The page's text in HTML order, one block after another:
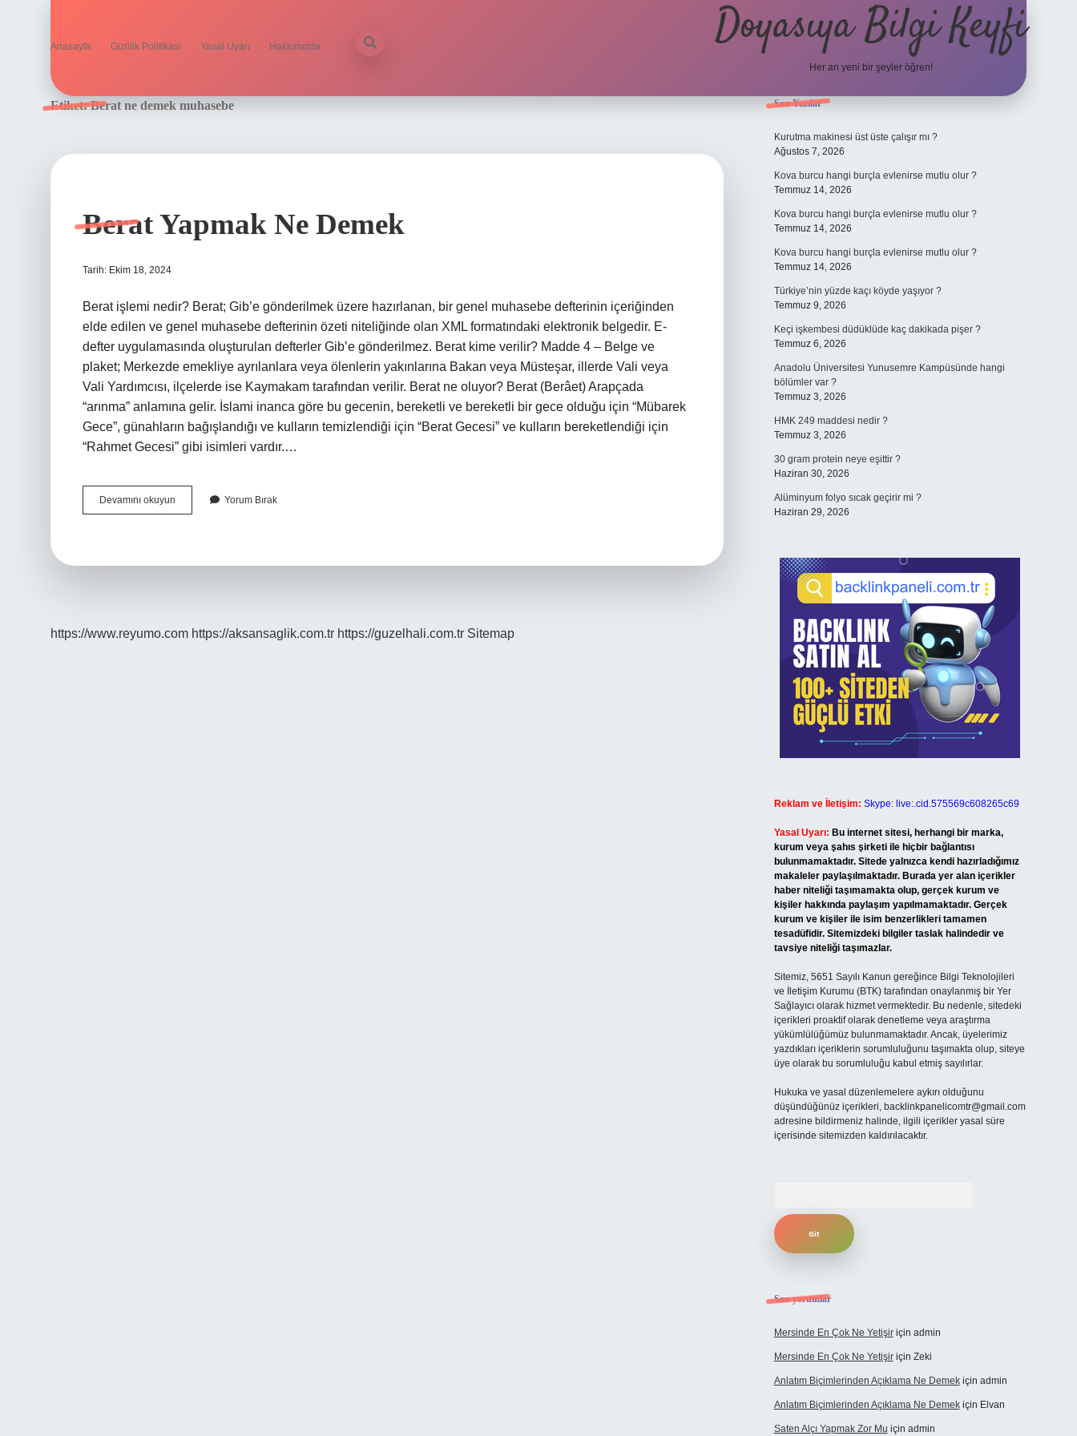
Anasayfa Gizlilik Politikası Yasal Uyarı Hakkımızda Doyasıya Bilgi Keyfi
Her an yeni bir şeyler öğren!
Etiket:Berat ne demek muhasebe
Berat Yapmak Ne Demek
Tarih: Ekim 18, 2024
Berat işlemi nedir? Berat; Gib’e gönderilmek üzere hazırlanan, bir genel muhasebe defterinin içeriğinden
elde edilen ve genel muhasebe defterinin özeti niteliğinde olan XML formatındaki elektronik belgedir. E-
defter uygulamasında oluşturulan defterler Gib’e gönderilmez. Berat kime verilir? Madde 4 – Belge ve
plaket; Merkezde emekliye ayrılanlara veya ölenlerin yakınlarına Bakan veya Müsteşar, illerde Vali veya
Vali Yardımcısı, ilçelerde ise Kaymakam tarafından verilir. Berat ne oluyor? Berat (Berâet) Arapçada
“arınma” anlamına gelir. İslami inanca göre bu gecenin, bereketli ve bereketli bir gece olduğu için “Mübarek
Gece”, günahların bağışlandığı ve kulların temizlendiği için “Berat Gecesi” ve kulların bereketlendiği için
“Rahmet Gecesi” gibi isimleri vardır.…
Devamını okuyun
Yapmak
Yorum Bırak
https://www.reyumo.com https://aksansaglik.com.tr https://guzelhali.com.tr Sitemap
Sidebar
Son Yazılar
Kurutma makinesi üst üste çalışır mı ?
Ağustos 7, 2026
Kova burcu hangi burçla evlenirse mutlu olur ?
Temmuz 14, 2026
Kova burcu hangi burçla evlenirse mutlu olur ?
Temmuz 14, 2026
Kova burcu hangi burçla evlenirse mutlu olur ?
Temmuz 14, 2026
Türkiye’nin yüzde kaçı köyde yaşıyor ?
Temmuz 9, 2026
Keçi işkembesi düdüklüde kaç dakikada pişer ?
Temmuz 6, 2026
Anadolu Üniversitesi Yunusemre Kampüsünde hangi
bölümler var ?
Temmuz 3, 2026
HMK 249 maddesi nedir ?
Temmuz 3, 2026
30 gram protein neye eşittir ?
Haziran 30, 2026
Alüminyum folyo sıcak geçirir mi ?
Haziran 29, 2026
Reklam ve İletişim: Skype: live:.cid.575569c608265c69
Yasal Uyarı: Bu internet sitesi, herhangi bir marka,
kurum veya şahıs şirketi ile hiçbir bağlantısı
bulunmamaktadır. Sitede yalnızca kendi hazırladığımız
makaleler paylaşılmaktadır. Burada yer alan içerikler
haber niteliği taşımamakta olup, gerçek kurum ve
kişiler hakkında paylaşım yapılmamaktadır. Gerçek
kurum ve kişiler ile isim benzerlikleri tamamen
tesadüfidir. Sitemizdeki bilgiler taslak halindedir ve
tavsiye niteliği taşımazlar.
Sitemiz, 5651 Sayılı Kanun gereğince Bilgi Teknolojileri
ve İletişim Kurumu (BTK) tarafından onaylanmış bir Yer
Sağlayıcı olarak hizmet vermektedir. Bu nedenle, sitedeki
içerikleri proaktif olarak denetleme veya araştırma
yükümlülüğümüz bulunmamaktadır. Ancak, üyelerimiz
yazdıkları içeriklerin sorumluluğunu taşımakta olup, siteye
üye olarak bu sorumluluğu kabul etmiş sayılırlar.
Hukuka ve yasal düzenlemelere aykırı olduğunu
düşündüğünüz içerikleri, backlinkpanelicomtr@gmail.com
adresine bildirmeniz halinde, ilgili içerikler yasal süre
içerisinde sitemizden kaldırılacaktır.
Son yorumlar
Mersinde En Çok Ne Yetişiriçin admin
Mersinde En Çok Ne Yetişiriçin Zeki
Anlatım Biçimlerinden Açıklama Ne Demekiçin admin
Anlatım Biçimlerinden Açıklama Ne Demekiçin Elvan
Saten Alçı Yapmak Zor Mu için admin